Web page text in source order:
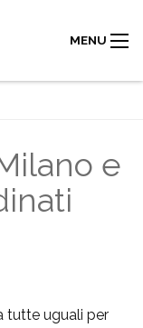
MENU
e
tutte uguali per